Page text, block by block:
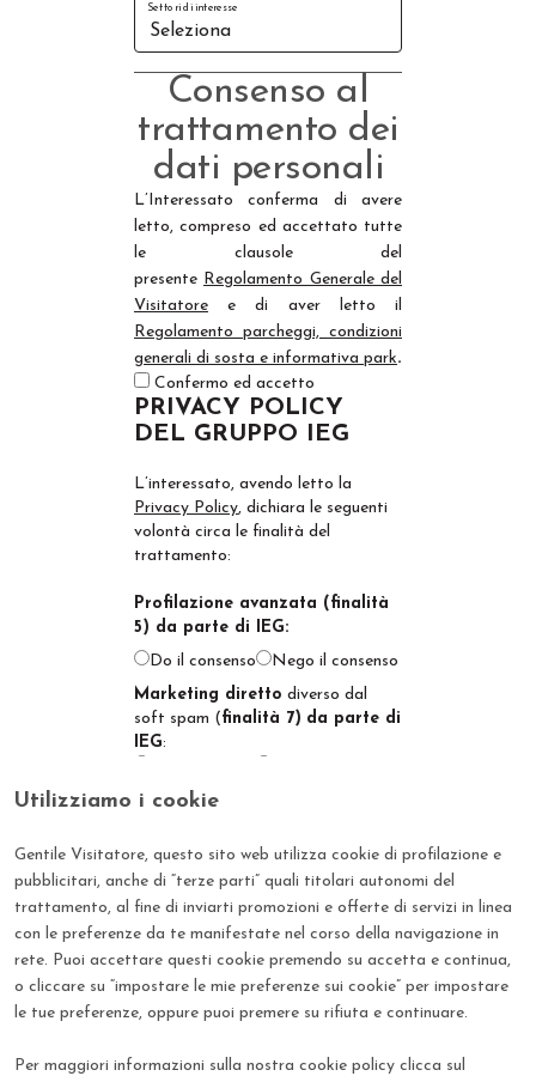
Settori di interesse
Consenso al
trattamento dei
dati personali
L’Interessato conferma di avere
letto, compreso ed accettato tutte
le clausole del
presente Regolamento Generale del
Visitatore e di aver letto il
Regolamento parcheggi, condizioni
generali di sosta e informativa park.
Confermo ed accetto
PRIVACY POLICY
DEL GRUPPO IEG
L’interessato, avendo letto la
Privacy Policy, dichiara le seguenti
volontà circa le finalità del
trattamento:
Profilazione avanzata (finalità
5) da parte di IEG:
Do il consenso
Nego il consenso
Marketing diretto diverso dal
soft spam (finalità 7) da parte di
IEG:
Cessione dei dati da IEG a
Controllate,per successive loro
autonome azioni di marketing
diretto (finalità 8a):
Do il consenso
Nego il consenso
Cessione dei dati da IEG a
piattaforme di social network,
per successive loro azioni di
dall’analisi del/i profilo/i social
Utilizziamo i cookie
Gentile Visitatore, questo sito web utilizza cookie di profilazione e
pubblicitari, anche di “terze parti” quali titolari autonomi del
trattamento, al fine di inviarti promozioni e offerte di servizi in linea
con le preferenze da te manifestate nel corso della navigazione in
rete. Puoi accettare questi cookie premendo su accetta e continua,
o cliccare su “impostare le mie preferenze sui cookie” per impostare
le tue preferenze, oppure puoi premere su rifiuta e continuare.
Per maggiori informazioni sulla nostra cookie policy clicca sul